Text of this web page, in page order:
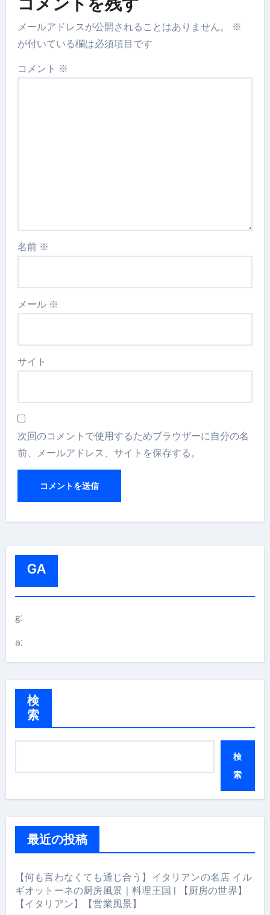
メールアドレスが公開されることはありません。
※
が付いている欄は必須項目です
コメント ※
名前 ※
メール ※
サイト
次回のコメントで使用するためブラウザーに自分の名
前、メールアドレス、サイトを保存する。
GA
g:
a:
検
索
検
索
最近の投稿
【何も言わなくても通じ合う】イタリアンの名店 イル
ギオットーネの厨房風景｜料理王国 | 【厨房の世界】
【イタリアン】【営業風景】